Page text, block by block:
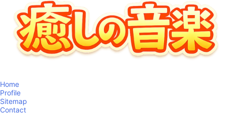
Home
Profile
Sitemap
Contact